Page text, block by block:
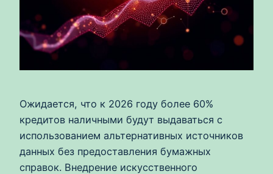
Ожидается, что к 2026 году более 60%
кредитов наличными будут выдаваться с
использованием альтернативных источников
данных без предоставления бумажных
справок. Внедрение искусственного